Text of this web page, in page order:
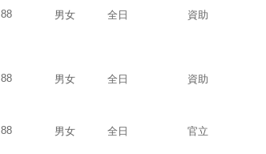
88 男女 全日 資助
88 男女 全日 資助
88 男女 全日 官立